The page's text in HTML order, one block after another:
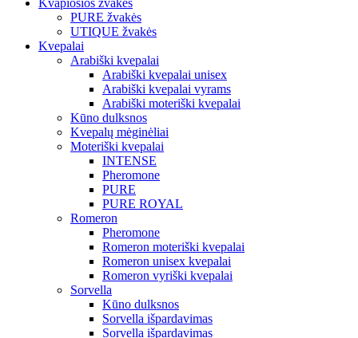
PURE žvakės
UTIQUE žvakės
Kvepalai
Arabiški kvepalai
Arabiški kvepalai unisex
Arabiški kvepalai vyrams
Arabiški moteriški kvepalai
Kūno dulksnos
Kvepalų mėginėliai
Moteriški kvepalai
INTENSE
Pheromone
PURE
PURE ROYAL
Romeron
Pheromone
Romeron moteriški kvepalai
Romeron unisex kvepalai
Romeron vyriški kvepalai
Sorvella
Kūno dulksnos
Sorvella išpardavimas
Sorvella išpardavimas